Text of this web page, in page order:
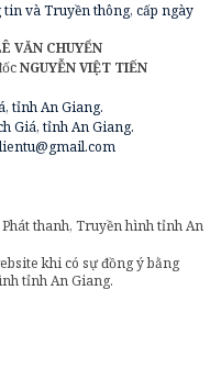
tin và Truyền thông, cấp ngày
VĂN CHUYỂN
NGUYỄN VIỆT TIẾN
tỉnh An Giang.
Giá, tỉnh An Giang.
thanh, Truyền hình tỉnh An
khi có sự đồng ý bằng
tỉnh An Giang.